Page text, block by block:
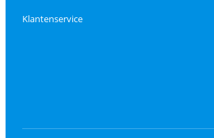
Klantenservice